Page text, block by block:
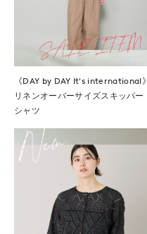
《DAY by DAY It's international》
リネンオーバーサイズスキッパー
シャツ